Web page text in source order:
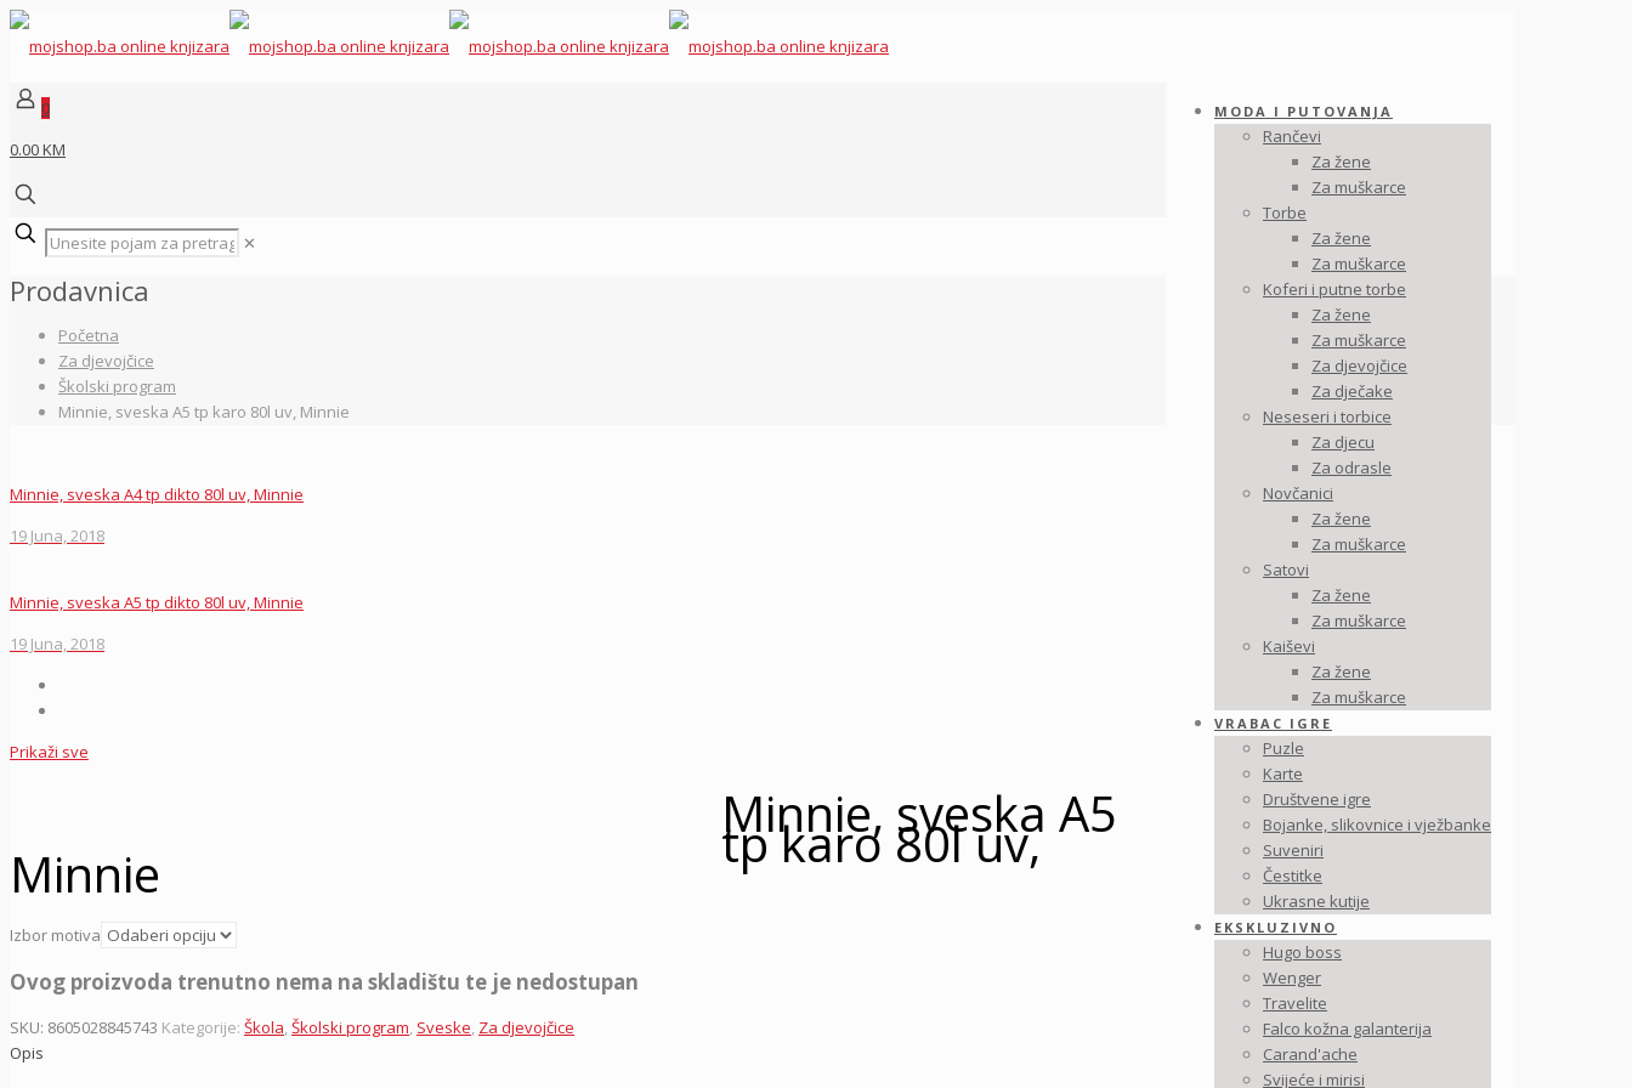
MODA I PUTOVANJA
Rančevi
Za žene
Za muškarce
Torbe
Za žene
Za muškarce
Koferi i putne torbe
Za žene
Za muškarce
Za djevojčice
Za dječake
Neseseri i torbice
Za djecu
Za odrasle
Novčanici
Za žene
Za muškarce
Satovi
Za žene
Za muškarce
Kaiševi
Za žene
Za muškarce
VRABAC IGRE
Puzle
Karte
Društvene igre
Bojanke, slikovnice i vježbanke
Suveniri
Čestitke
Ukrasne kutije
EKSKLUZIVNO
Hugo boss
Wenger
Travelite
Falco kožna galanterija
Carand'ache
Svijeće i mirisi
0
0.00 KM
✕
Prodavnica
Početna
Za djevojčice
Školski program
Minnie, sveska A5 tp karo 80l uv, Minnie
Minnie, sveska A4 tp dikto 80l uv, Minnie
19 Juna, 2018
Minnie, sveska A5 tp dikto 80l uv, Minnie
19 Juna, 2018
Prikaži sve
Minnie, sveska A5
tp karo 80l uv,
Minnie
Izbor motiva
Ovog proizvoda trenutno nema na skladištu te je nedostupan
SKU: 8605028845743 Kategorije: Škola,Školski program, Sveske, Za djevojčice
Opis